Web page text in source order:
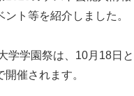
ト等を紹介しました。
学学園祭は、10月18日
催されます。